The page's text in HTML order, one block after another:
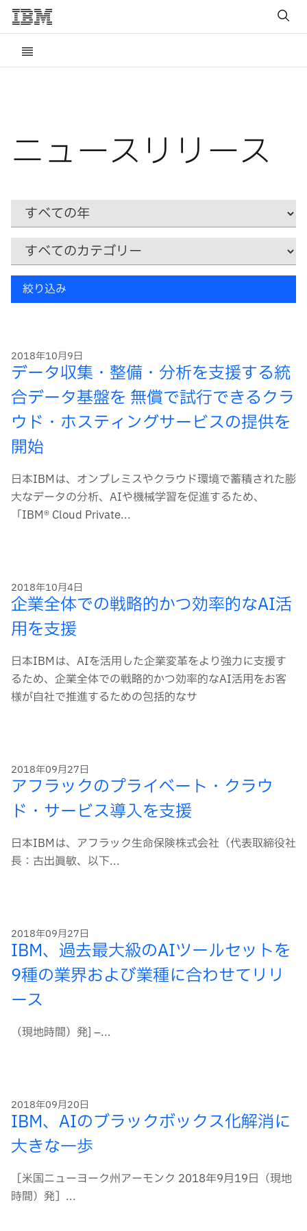
ニュースリリース
Year
カ
ゴ
リ
キ
ワ
絞り込み
2018年10月9日
データ収集・整備・分析を支援する統
合データ基盤を 無償で試行できるクラ
ウド・ホスティングサービスの提供を
開始
日本IBMは、オンプレミスやクラウド環境で蓄積された膨
大なデータの分析、AIや機械学習を促進するため、
「IBM® Cloud Private...
2018年10月4日
企業全体での戦略的かつ効率的なAI活
用を支援
日本IBMは、AIを活用した企業変革をより強力に支援す
るため、企業全体での戦略的かつ効率的なAI活用をお客
様が自社で推進するための包括的なサ
2018年09月27日
アフラックのプライベート・クラウ
ド・サービス導入を支援
日本IBMは、アフラック生命保険株式会社（代表取締役社
長：古出眞敏、以下...
2018年09月27日
IBM、過去最大級のAIツールセットを
9種の業界および業種に合わせてリリ
ース
（現地時間）発] –...
2018年09月20日
IBM、AIのブラックボックス化解消に
大きな一歩
［米国ニューヨーク州アーモンク 2018年9月19日（現地
時間）発］...